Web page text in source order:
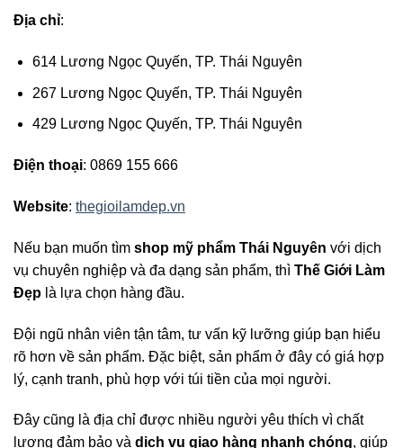
Địa chỉ:
614 Lương Ngọc Quyến, TP. Thái Nguyên
267 Lương Ngọc Quyến, TP. Thái Nguyên
429 Lương Ngọc Quyến, TP. Thái Nguyên
Điện thoại: 0869 155 666
Website: thegioilamdep.vn
Nếu bạn muốn tìm shop mỹ phẩm Thái Nguyên với dịch
vụ chuyên nghiệp và đa dạng sản phẩm, thì Thế Giới Làm
Đẹp là lựa chọn hàng đầu.
Đội ngũ nhân viên tận tâm, tư vấn kỹ lưỡng giúp bạn hiểu
rõ hơn về sản phẩm. Đặc biệt, sản phẩm ở đây có giá hợp
lý, cạnh tranh, phù hợp với túi tiền của mọi người.
Đây cũng là địa chỉ được nhiều người yêu thích vì chất
lượng đảm bảo và dịch vụ giao hàng nhanh chóng, giúp